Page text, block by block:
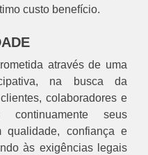
custo benefício.
através de uma
na busca da
colaboradores e
continuamente seus
qualidade, confiança e
às exigências legais